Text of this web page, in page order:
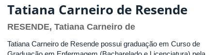
Tatiana Carneiro de Resende
RESENDE, Tatiana Carneiro de
Tatiana Carneiro de Resende possui graduação em Curso de